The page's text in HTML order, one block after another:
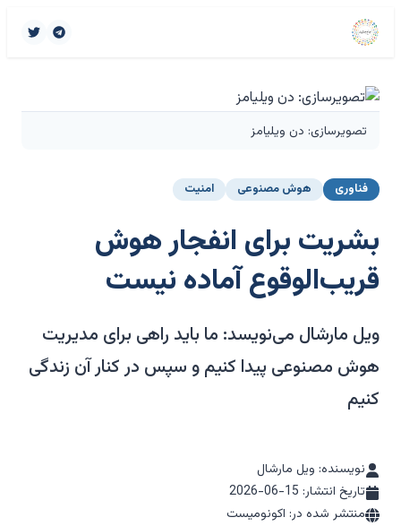
تصویرسازی: دن ویلیامز
فناوری هوش مصنوعی امنیت
بشریت برای انفجار هوش
قریب‌الوقوع آماده نیست
ویل مارشال می‌نویسد: ما باید راهی برای مدیریت
هوش مصنوعی پیدا کنیم و سپس در کنار آن زندگی
کنیم
نویسنده: ویل مارشال
تاریخ انتشار: 2026-06-15
منتشر شده در: اکونومیست